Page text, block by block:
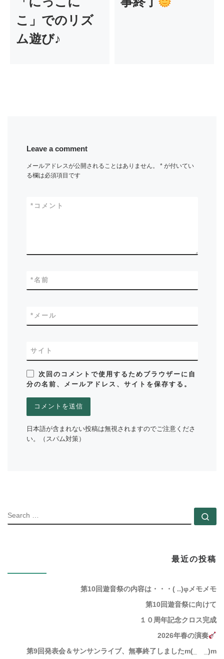
こ」でのリズ
ム遊び♪
Leave a comment
メールアドレスが公開されることはありません。 *が付いてい
る欄は必須項目です
コメント
*
名前
*
メール
*
サイト
次回のコメントで使用するためブラウザーに自
分の名前、メールアドレス、サイトを保存する。
日本語が含まれない投稿は無視されますのでご注意くださ
い。（スパム対策）
最近の投稿
第10回遊音祭の内容は・・・( ..)φメモメモ
第10回遊音祭に向けて
１０周年記念クロス完成
2026年春の演奏
第9回発表会＆サンサンライブ、無事終了しましたm(_ _)m